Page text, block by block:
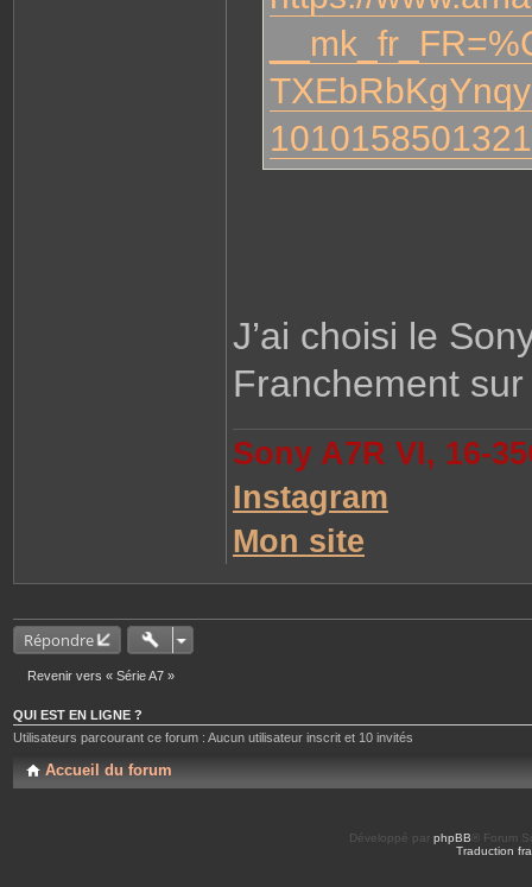
J’ai choisi le
Franchement
Sony A7R VI, 16-
Instagram
Mon site
Répondre
Revenir vers « Série A7 »
QUI EST EN LIGNE ?
Utilisateurs parcourant ce forum : Aucun utilisateur inscrit et 10 invités
Accueil du forum
Développé par phpBB ® Forum
Traduction